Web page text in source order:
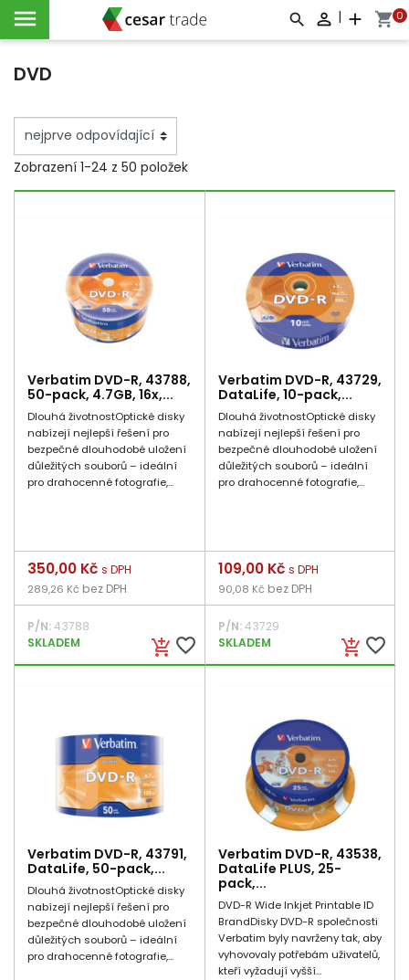
   | add shopping_cart0
DVD
Zobrazení 1-24 z 50 položek
Verbatim DVD-R, 43788,
50-pack, 4.7GB, 16x,...
Dlouhá životnostOptické disky
nabízejí nejlepší řešení pro
bezpečné dlouhodobé uložení
důležitých souborů – ideální
pro drahocenné fotografie,...
add_shopping_cart favorite_border
Cena
350,00 Kč s DPH
289,26 Kč bez DPH
P/N:43788
SKLADEM
Verbatim DVD-R, 43729,
DataLife, 10-pack,...
Dlouhá životnostOptické disky
nabízejí nejlepší řešení pro
bezpečné dlouhodobé uložení
důležitých souborů – ideální
pro drahocenné fotografie,...
add_shopping_cart favorite_border
Cena
109,00 Kč s DPH
90,08 Kč bez DPH
P/N:43729
SKLADEM
Verbatim DVD-R, 43791,
DataLife, 50-pack,...
Dlouhá životnostOptické disky
nabízejí nejlepší řešení pro
bezpečné dlouhodobé uložení
důležitých souborů – ideální
pro drahocenné fotografie,...
Verbatim DVD-R, 43538,
DataLife PLUS, 25-
pack,...
DVD-R Wide Inkjet Printable ID
BrandDisky DVD-R společnosti
Verbatim byly navrženy tak, aby
vyhovovaly potřebám uživatelů,
kteří vyžadují vyšší...